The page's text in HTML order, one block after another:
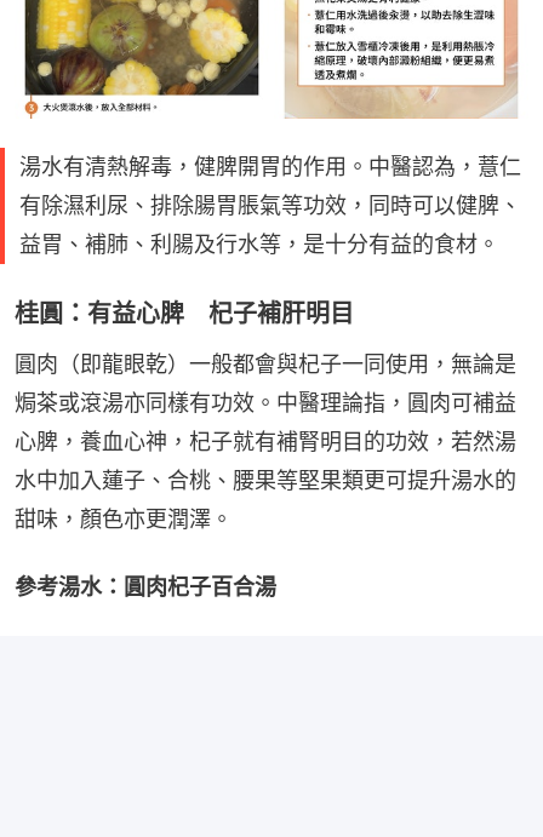
湯水有清熱解毒，健脾開胃的作用。中醫認為，薏仁
有除濕利尿、排除腸胃脹氣等功效，同時可以健脾、
益胃、補肺、利腸及行水等，是十分有益的食材。
桂圓：有益心脾 杞子補肝明目
圓肉（即龍眼乾）一般都會與杞子一同使用，無論是
焗茶或滾湯亦同樣有功效。中醫理論指，圓肉可補益
心脾，養血心神，杞子就有補腎明目的功效，若然湯
水中加入蓮子、合桃、腰果等堅果類更可提升湯水的
甜味，顏色亦更潤澤。
參考湯水：圓肉杞子百合湯